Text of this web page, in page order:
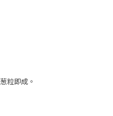
粒即成。